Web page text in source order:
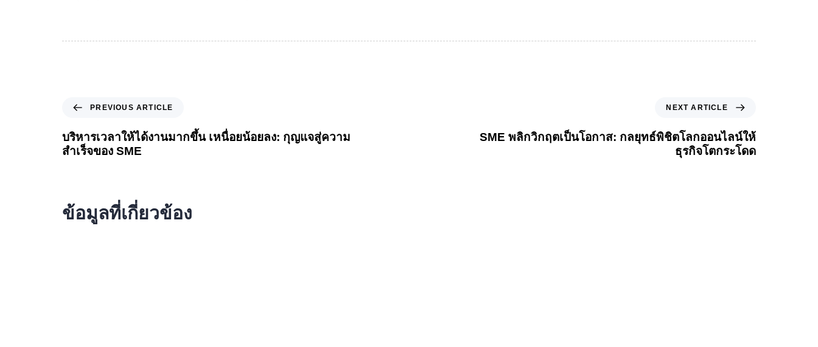
PREVIOUS ARTICLE
บริหารเวลาให้ได้งานมากขึ้น เหนื่อยน้อยลง: กุญแจสู่ความ
สำเร็จของ SME
NEXT ARTICLE
SME พลิกวิกฤตเป็นโอกาส: กลยุทธ์พิชิตโลกออนไลน์ให้
ธุรกิจโตกระโดด
ข้อมูลที่เกี่ยวข้อง